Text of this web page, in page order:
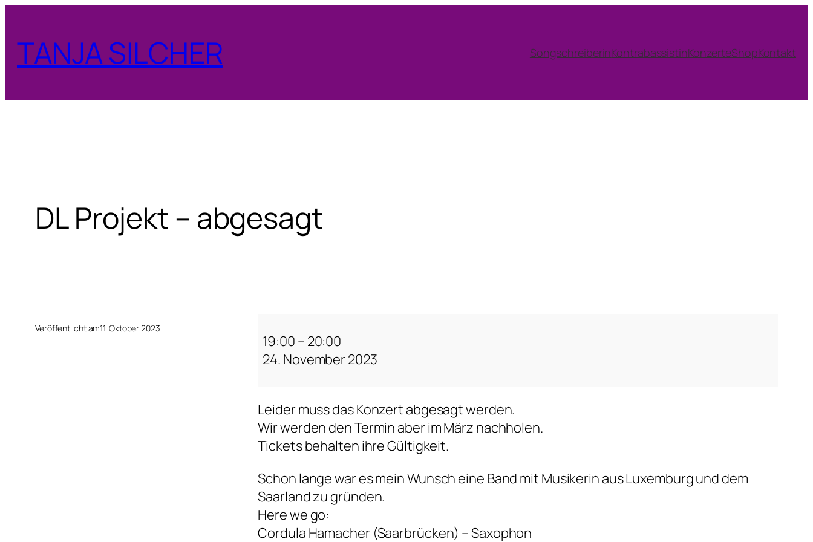
springen
TANJA SILCHER SongschreiberinKontrabassistinKonzerteShopKontakt
DL Projekt – abgesagt
Veröffentlicht am11. Oktober 2023
L
P
j
e
k
–
a
b
19:00 – 20:00
24. November 2023
Leider muss das Konzert abgesagt werden.
Wir werden den Termin aber im März nachholen.
Tickets behalten ihre Gültigkeit.
Schon lange war es mein Wunsch eine Band mit Musikerin aus Luxemburg und dem
Saarland zu gründen.
Here we go:
Cordula Hamacher (Saarbrücken) – Saxophon